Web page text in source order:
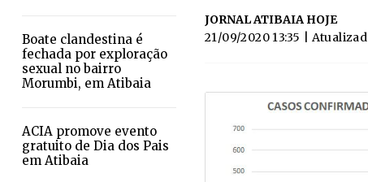
Boate clandestina é
fechada por exploração
sexual no bairro
Morumbi, em Atibaia
ACIA promove evento
gratuito de Dia dos Pais
em Atibaia
JORNAL ATIBAIA HOJE
21/09/2020 13:35
|